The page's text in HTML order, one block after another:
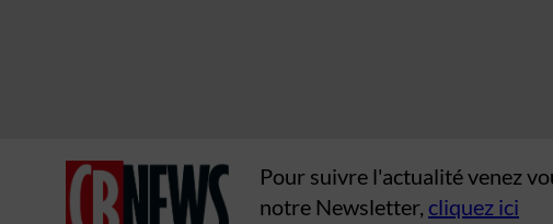
Pour suivre l'actualité venez
notre Newsletter, cliquez ici